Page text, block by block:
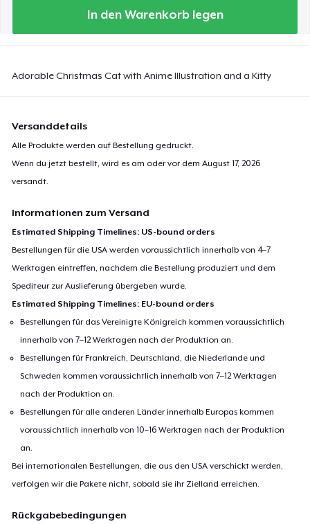
In den Warenkorb legen
Adorable Christmas Cat with Anime Illustration and a Kitty
Versanddetails
Alle Produkte werden auf Bestellung gedruckt.
Wenn du jetzt bestellt, wird es am oder vor demAugust 17, 2026
versandt.
Informationen zum Versand
Estimated Shipping Timelines: US-bound orders
Bestellungen für die USA werden voraussichtlich innerhalb von 4–7
Werktagen eintreffen, nachdem die Bestellung produziert und dem
Spediteur zur Auslieferung übergeben wurde.
Estimated Shipping Timelines: EU-bound orders
Bestellungen für das Vereinigte Königreich kommen voraussichtlich
innerhalb von 7–12 Werktagen nach der Produktion an.
Bestellungen für Frankreich, Deutschland, die Niederlande und
Schweden kommen voraussichtlich innerhalb von 7–12 Werktagen
nach der Produktion an.
Bestellungen für alle anderen Länder innerhalb Europas kommen
voraussichtlich innerhalb von 10–16 Werktagen nach der Produktion
an.
Bei internationalen Bestellungen, die aus den USA verschickt werden,
verfolgen wir die Pakete nicht, sobald sie ihr Zielland erreichen.
Rückgabebedingungen